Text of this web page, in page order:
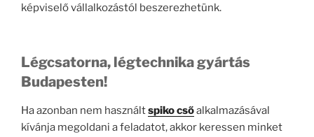
képviselő vállalkozástól beszerezhetünk.
Légcsatorna, légtechnika gyártás
Budapesten!
Ha azonban nem használtspiko csőalkalmazásával
kívánja megoldani a feladatot, akkor keressen minket